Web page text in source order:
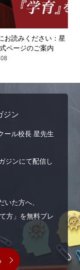
お読みください：星
ページのご案内
ジン
ール校長 星先生
ジンにて配信し
た方へ、
方」を無料プレ